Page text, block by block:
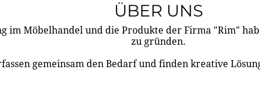
ÜBER UNS
im Möbelhandel und die Produkte der Firma "Rim"
zu gründen.
gemeinsam den Bedarf und finden kreative